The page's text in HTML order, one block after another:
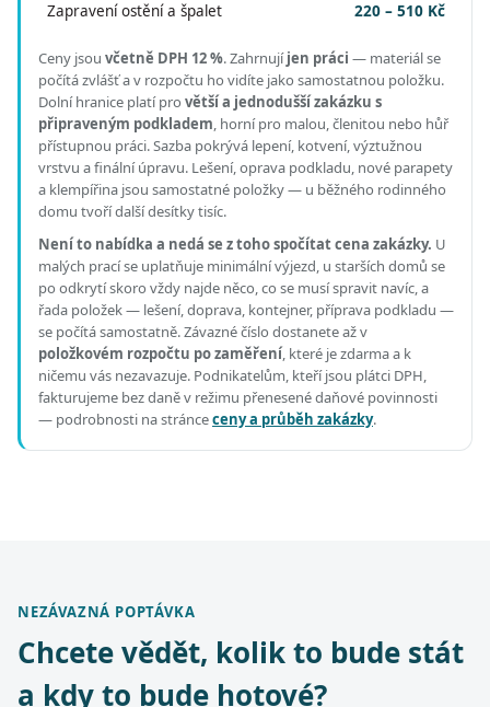
Zapravení ostění a špalet 220 – 510 Kč
Ceny jsou včetně DPH 12 %.Zahrnujíjen práci — materiál se
počítá zvlášť a v rozpočtu ho vidíte jako samostatnou položku.
Dolní hranice platí pro větší a jednodušší zakázku s
připraveným podkladem, horní pro malou, členitou nebo hůř
přístupnou práci.Sazba pokrývá lepení, kotvení, výztužnou
vrstvu a finální úpravu. Lešení, oprava podkladu, nové parapety
a klempířina jsou samostatné položky — u běžného rodinného
domu tvoří další desítky tisíc.
Není to nabídka a nedá se z toho spočítat cena zakázky. U
malých prací se uplatňuje minimální výjezd, u starších domů se
po odkrytí skoro vždy najde něco, co se musí spravit navíc, a
řada položek — lešení, doprava, kontejner, příprava podkladu —
se počítá samostatně. Závazné číslo dostanete až v
položkovém rozpočtu po zaměření, které je zdarma a k
ničemu vás nezavazuje. Podnikatelům, kteří jsou plátci DPH,
fakturujeme bez daně v režimu přenesené daňové povinnosti
— podrobnosti na stránceceny a průběh zakázky.
NEZÁVAZNÁ POPTÁVKA
Chcete vědět, kolik to bude stát
a kdy to bude hotové?